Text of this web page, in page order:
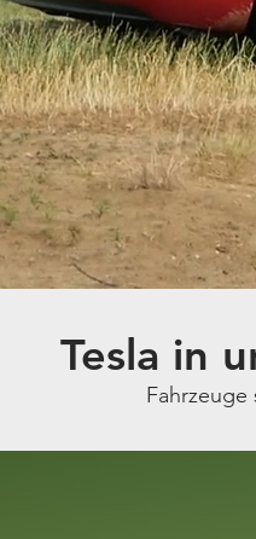
Tesla in